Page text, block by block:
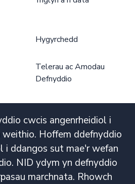
cwcis angenrheidiol i
Hoffem ddefnyddio
i ddangos sut mae'r wefan
NID ydym yn defnyddio
marchnata. Rhowch
Hygyrchedd
Telerau ac Amodau
Defnyddio